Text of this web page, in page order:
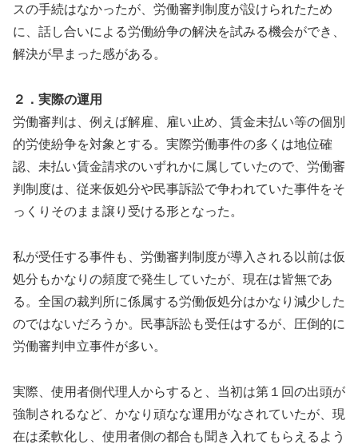
スの手続はなかったが、労働審判制度が設けられたため
に、話し合いによる労働紛争の解決を試みる機会ができ、
解決が早まった感がある。
２．実際の運用
労働審判は、例えば解雇、雇い止め、賃金未払い等の個別
的労使紛争を対象とする。実際労働事件の多くは地位確
認、未払い賃金請求のいずれかに属していたので、労働審
判制度は、従来仮処分や民事訴訟で争われていた事件をそ
っくりそのまま譲り受ける形となった。
私が受任する事件も、労働審判制度が導入される以前は仮
処分もかなりの頻度で発生していたが、現在は皆無であ
る。全国の裁判所に係属する労働仮処分はかなり減少した
のではないだろうか。民事訴訟も受任はするが、圧倒的に
労働審判申立事件が多い。
実際、使用者側代理人からすると、当初は第１回の出頭が
強制されるなど、かなり頑なな運用がなされていたが、現
在は柔軟化し、使用者側の都合も聞き入れてもらえるよう